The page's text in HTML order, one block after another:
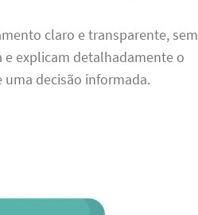
claro e transparente, sem
explicam detalhadamente o
decisão informada.